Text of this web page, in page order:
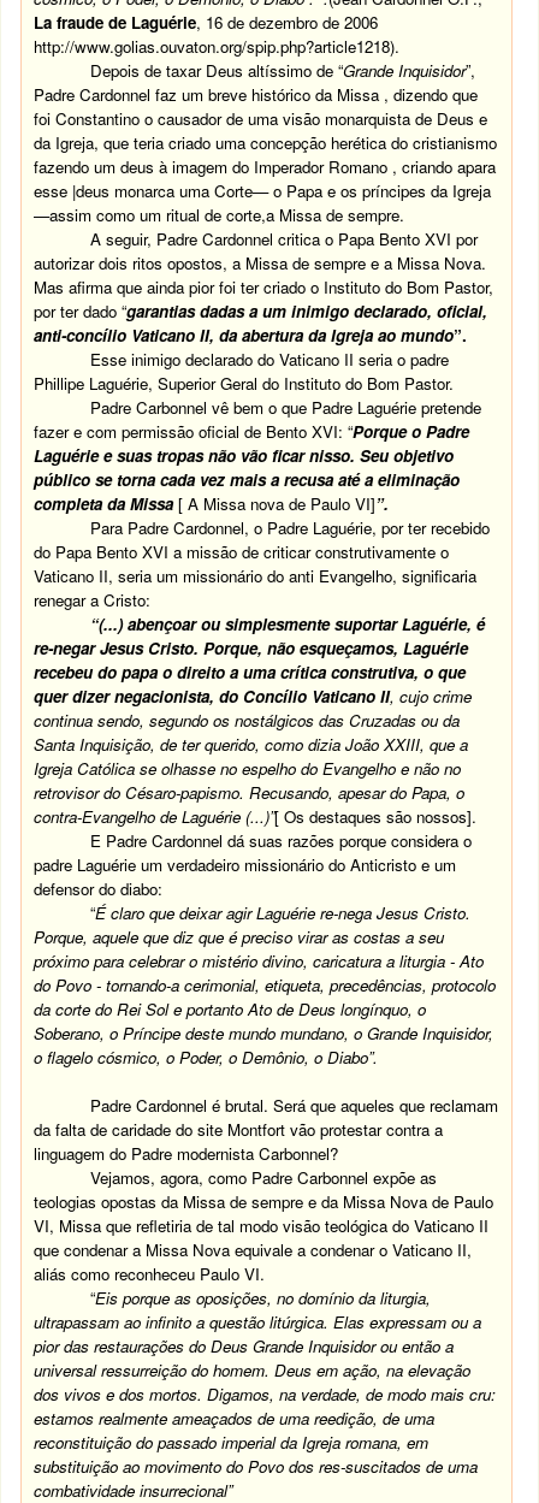
La fraude de Laguérie, 16 de dezembro de 2006
http://www.golias.ouvaton.org/spip.php?article1218).
Depois de taxar Deus altíssimo de “Grande Inquisidor”,
Padre Cardonnel faz um breve histórico da Missa , dizendo que
foi Constantino o causador de uma visão monarquista de Deus e
da Igreja, que teria criado uma concepção herética do cristianismo
fazendo um deus à imagem do Imperador Romano , criando apara
esse |deus monarca uma Corte— o Papa e os príncipes da Igreja
—assim como um ritual de corte,a Missa de sempre.
A seguir, Padre Cardonnel critica o Papa Bento XVI por
autorizar dois ritos opostos, a Missa de sempre e a Missa Nova.
Mas afirma que ainda pior foi ter criado o Instituto do Bom Pastor,
por ter dado “garantias dadas a um inimigo declarado, oficial,
anti-concílio Vaticano II, da abertura da Igreja ao mundo”.
Esse inimigo declarado do Vaticano II seria o padre
Phillipe Laguérie, Superior Geral do Instituto do Bom Pastor.
Padre Carbonnel vê bem o que Padre Laguérie pretende
fazer e com permissão oficial de Bento XVI: “Porque o Padre
Laguérie e suas tropas não vão ficar nisso. Seu objetivo
público se torna cada vez mais a recusa até a eliminação
completa da Missa[ A Missa nova de Paulo VI]”.
Para Padre Cardonnel, o Padre Laguérie, por ter recebido
do Papa Bento XVI a missão de criticar construtivamente o
Vaticano II, seria um missionário do anti Evangelho, significaria
renegar a Cristo:
“(...) abençoar ou simplesmente suportar Laguérie, é
re-negar Jesus Cristo. Porque, não esqueçamos, Laguérie
recebeu do papa o direito a uma crítica construtiva, o que
quer dizer negacionista, do Concílio Vaticano II, cujo crime
continua sendo, segundo os nostálgicos das Cruzadas ou da
Santa Inquisição, de ter querido, como dizia João XXIII, que a
Igreja Católica se olhasse no espelho do Evangelho e não no
retrovisor do Césaro-papismo. Recusando, apesar do Papa, o
contra-Evangelho de Laguérie (...)”[ Os destaques são nossos].
E Padre Cardonnel dá suas razões porque considera o
padre Laguérie um verdadeiro missionário do Anticristo e um
defensor do diabo:
“É claro que deixar agir Laguérie re-nega Jesus Cristo.
Porque, aquele que diz que é preciso virar as costas a seu
próximo para celebrar o mistério divino, caricatura a liturgia - Ato
do Povo - tornando-a cerimonial, etiqueta, precedências, protocolo
da corte do Rei Sol e portanto Ato de Deus longínquo, o
Soberano, o Príncipe deste mundo mundano, o Grande Inquisidor,
o flagelo cósmico, o Poder, o Demônio, o Diabo”.
Padre Cardonnel é brutal. Será que aqueles que reclamam
da falta de caridade do site Montfort vão protestar contra a
linguagem do Padre modernista Carbonnel?
Vejamos, agora, como Padre Carbonnel expõe as
teologias opostas da Missa de sempre e da Missa Nova de Paulo
VI, Missa que refletiria de tal modo visão teológica do Vaticano II
que condenar a Missa Nova equivale a condenar o Vaticano II,
aliás como reconheceu Paulo VI.
“Eis porque as oposições, no domínio da liturgia,
ultrapassam ao infinito a questão litúrgica. Elas expressam ou a
pior das restaurações do Deus Grande Inquisidor ou então a
universal ressurreição do homem. Deus em ação, na elevação
dos vivos e dos mortos. Digamos, na verdade, de modo mais cru:
estamos realmente ameaçados de uma reedição, de uma
reconstituição do passado imperial da Igreja romana, em
substituição ao movimento do Povo dos res-suscitados de uma
combatividade insurrecional”